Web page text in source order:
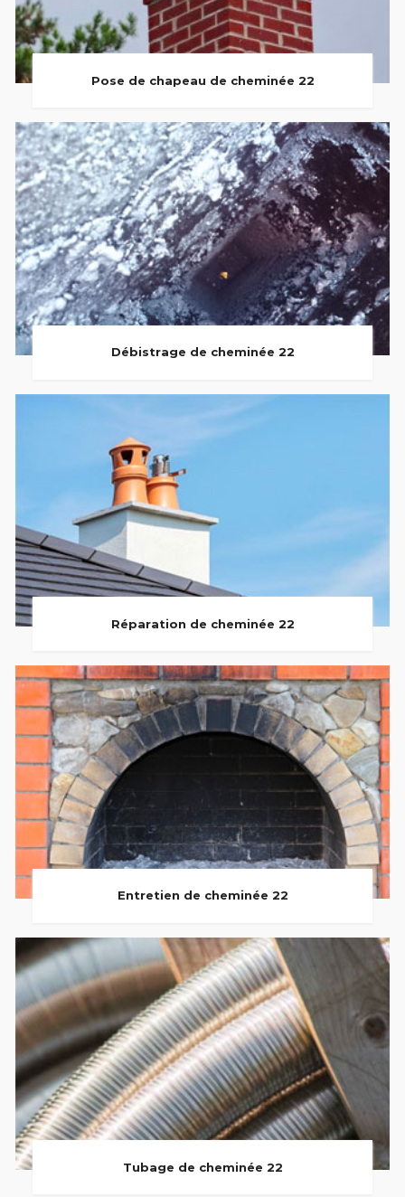
Pose de chapeau de cheminée 22
Débistrage de cheminée 22
Réparation de cheminée 22
Entretien de cheminée 22
Tubage de cheminée 22